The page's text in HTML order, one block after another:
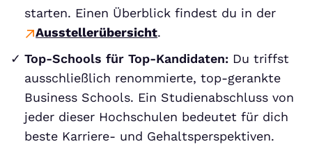
starten. Einen Überblick findest du in der
Ausstellerübersicht.
Top-Schools für Top-Kandidaten: Du triffst
ausschließlich renommierte, top-gerankte
Business Schools. Ein Studienabschluss von
jeder dieser Hochschulen bedeutet für dich
beste Karriere- und Gehaltsperspektiven.